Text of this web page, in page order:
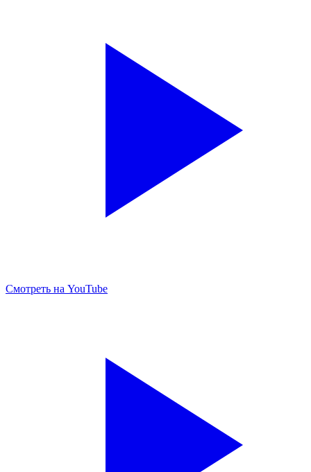
Смотреть на YouTube